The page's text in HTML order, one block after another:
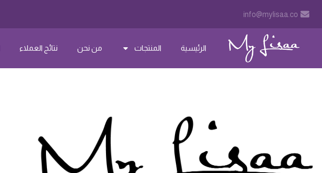
المحتوى
info@mylisaa.co
الرئيسية المنتجات من نحن نتائج العملاء